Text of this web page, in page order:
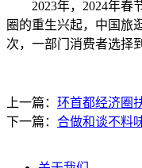
2023年，2024年春节
圈的重生兴起，中国旅
次，一部门消费者选择
上一篇： 环首都经济圈
下一篇： 合做和谈不料